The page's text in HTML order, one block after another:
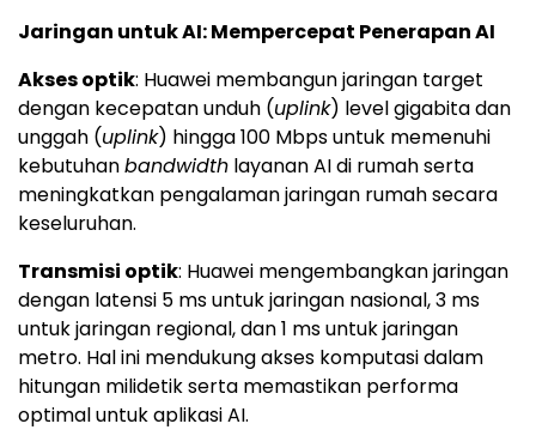
Jaringan untuk AI: Mempercepat Penerapan AI
Akses optik: Huawei membangun jaringan target
dengan kecepatan unduh (uplink) level gigabita dan
unggah (uplink) hingga 100 Mbps untuk memenuhi
kebutuhanbandwidth layanan AI di rumah serta
meningkatkan pengalaman jaringan rumah secara
keseluruhan.
Transmisi optik: Huawei mengembangkan jaringan
dengan latensi 5 ms untuk jaringan nasional, 3 ms
untuk jaringan regional, dan 1 ms untuk jaringan
metro. Hal ini mendukung akses komputasi dalam
hitungan milidetik serta memastikan performa
optimal untuk aplikasi AI.